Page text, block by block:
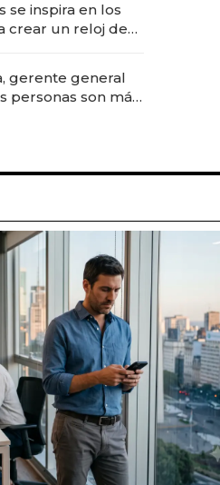
se inspira en los
crear un reloj de
gerente general
personas son más